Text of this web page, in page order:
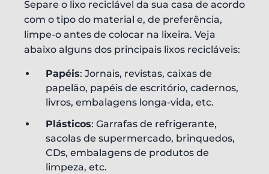
Separe o lixo reciclável da sua casa de acordo
com o tipo do material e, de preferência,
limpe-o antes de colocar na lixeira. Veja
abaixo alguns dos principais lixos recicláveis:
Papéis: Jornais, revistas, caixas de
papelão, papéis de escritório, cadernos,
livros, embalagens longa-vida, etc.
Plásticos: Garrafas de refrigerante,
sacolas de supermercado, brinquedos,
CDs, embalagens de produtos de
limpeza, etc.